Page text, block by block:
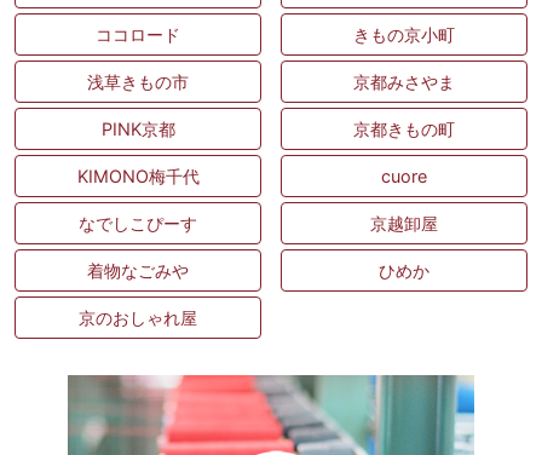
ココロード きもの京小町
浅草きもの市 京都みさやま
PINK京都 京都きもの町
KIMONO梅千代 cuore
なでしこぴーす 京越卸屋
着物なごみや ひめか
京のおしゃれ屋